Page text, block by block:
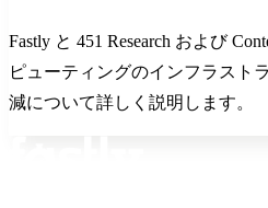
Fastly と 451 Research および
ピューティングのインフラスト
減について詳しく説明します。